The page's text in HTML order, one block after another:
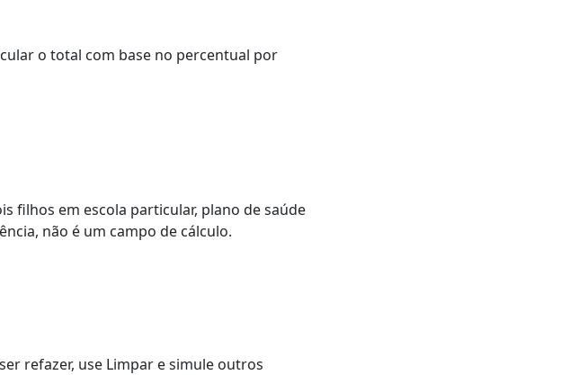
o total com base no percentual por
filhos em escola particular, plano de saúde
não é um campo de cálculo.
refazer, use Limpar e simule outros